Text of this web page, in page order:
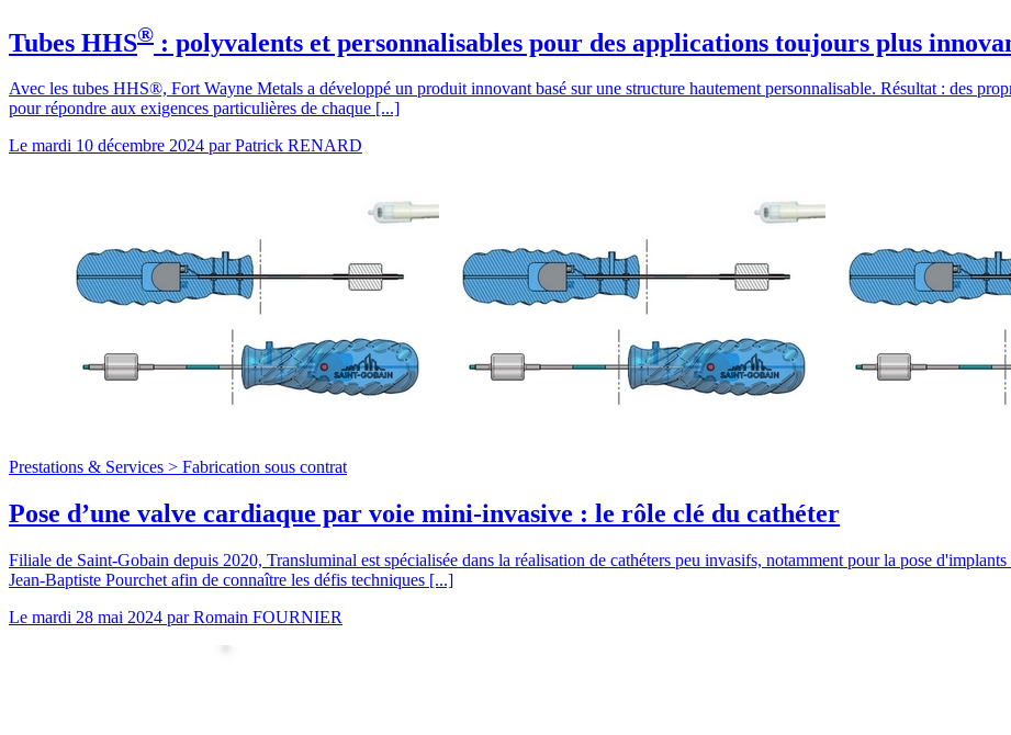
Tubes HHS® : polyvalents et personnalisables pour des applications toujours plus
Avec les tubes HHS®, Fort Wayne Metals a développé un produit innovant basé sur une structure hautement personnalisable. Résultat : des
pour répondre aux exigences particulières de chaque [...]
Le mardi 10 décembre 2024 parPatrick RENARD
Prestations & Services > Fabrication sous contrat
Pose d’une valve cardiaque par voie mini-invasive : le rôle clé du cathéter
Filiale de Saint-Gobain depuis 2020, Transluminal est spécialisée dans la réalisation de cathéters peu invasifs, notamment pour la pose
Jean-Baptiste Pourchet afin de connaître les défis techniques [...]
Le mardi 28 mai 2024 parRomain FOURNIER